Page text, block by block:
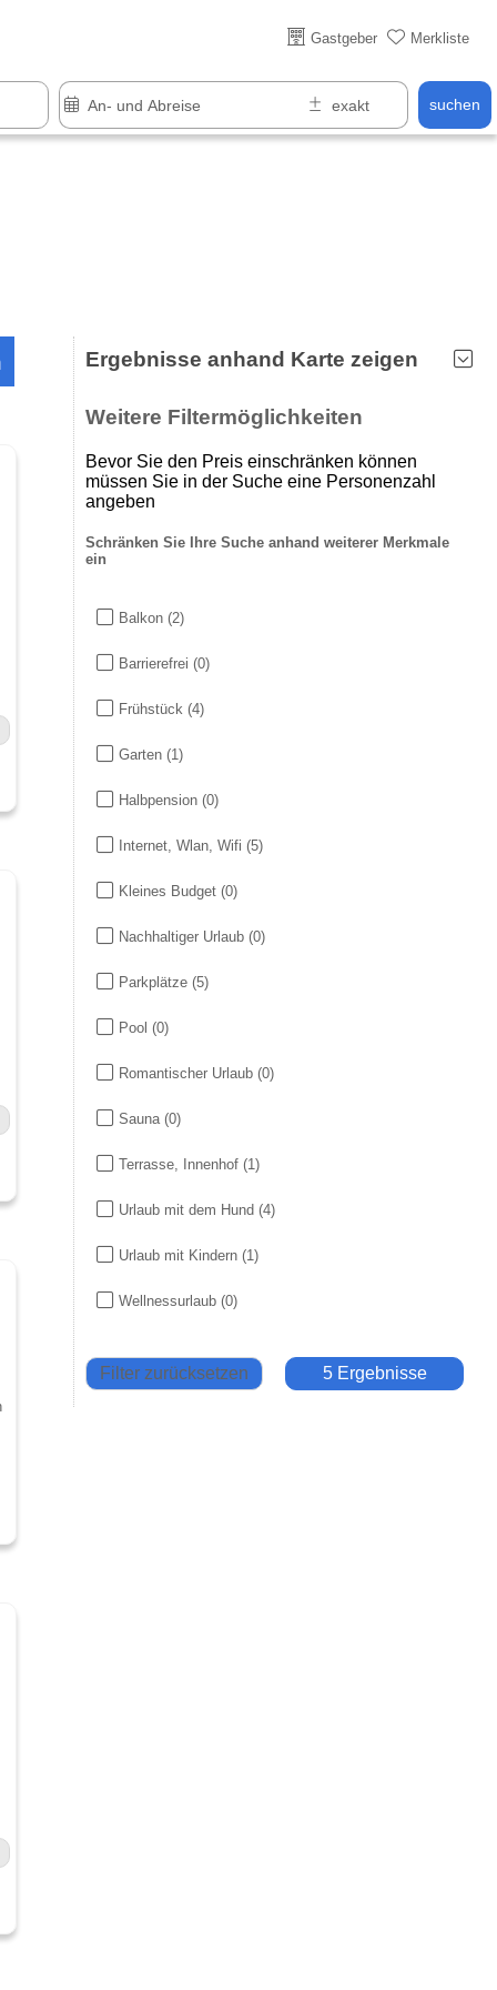
Gastgeber Merkliste
suchen
Über 25 Jahre online
Ergebnisse anhand Karte zeigen
Weitere Filtermöglichkeiten
Bevor Sie den Preis einschränken können
müssen Sie in der Suche eine Personenzahl
angeben
Schränken Sie Ihre Suche anhand weiterer Merkmale
ein
Balkon (2)
Barrierefrei (0)
Frühstück (4)
Garten (1)
Halbpension (0)
Internet, Wlan, Wifi (5)
Kleines Budget (0)
Nachhaltiger Urlaub (0)
Parkplätze (5)
Pool (0)
Romantischer Urlaub (0)
Sauna (0)
Terrasse, Innenhof (1)
Urlaub mit dem Hund (4)
Urlaub mit Kindern (1)
Wellnessurlaub (0)
Filter zurücksetzen 5 Ergebnisse